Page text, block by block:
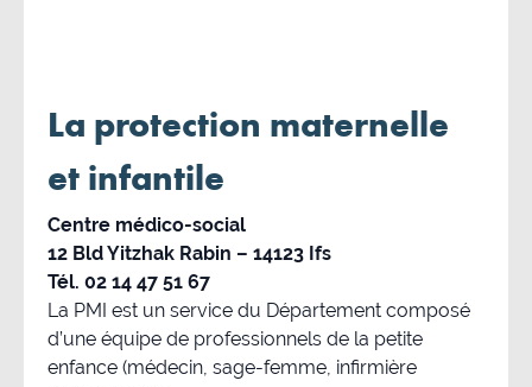
La protection maternelle
et infantile
Centre médico-social
12 Bld Yitzhak Rabin – 14123 Ifs
Tél. 02 14 47 51 67
La PMI est un service du Département composé
d’une équipe de professionnels de la petite
enfance (médecin, sage-femme, infirmière